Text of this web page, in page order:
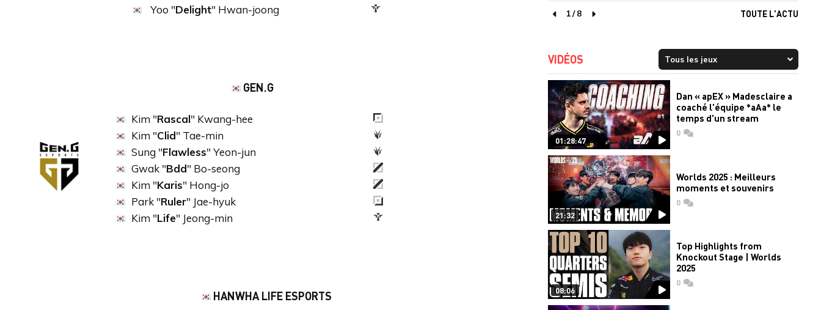
Yoo "Delight" Hwan-joong
GEN.G
Kim "Rascal" Kwang-hee
Kim "Clid" Tae-min
Sung "Flawless" Yeon-jun
Gwak "Bdd" Bo-seong
Kim "Karis" Hong-jo
Park "Ruler" Jae-hyuk
Kim "Life" Jeong-min
HANWHA LIFE ESPORTS
page précédente
1/8
page suivante
TOUTE L'ACTU
VIDÉOS
01:28:47
Dan « apEX » Madesclaire a
coaché l'équipe *aAa* le
temps d'un stream
0commentaires
21:32
Worlds 2025 : Meilleurs
moments et souvenirs
0commentaires
08:06
Top Highlights from
Knockout Stage | Worlds
2025
0commentaires